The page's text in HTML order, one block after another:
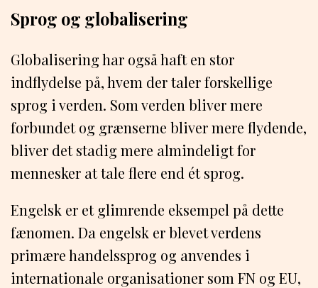
Sprog og globalisering
Globalisering har også haft en stor
indflydelse på, hvem der taler forskellige
sprog i verden. Som verden bliver mere
forbundet og grænserne bliver mere flydende,
bliver det stadig mere almindeligt for
mennesker at tale flere end ét sprog.
Engelsk er et glimrende eksempel på dette
fænomen. Da engelsk er blevet verdens
primære handelssprog og anvendes i
internationale organisationer som FN og EU,